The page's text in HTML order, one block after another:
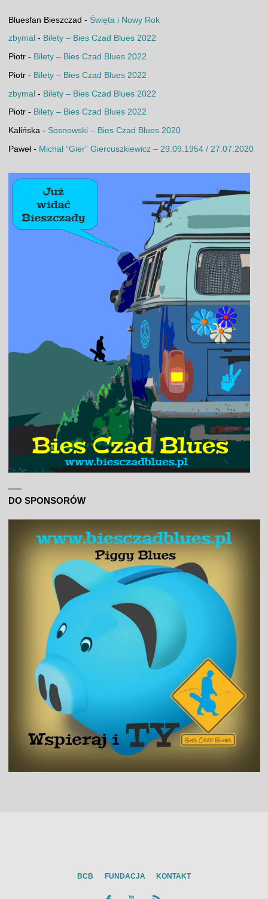
Bluesfan Bieszczad - Święta i Nowy Rok
zbymal - Bilety – Bies Czad Blues 2022
Piotr- Bilety – Bies Czad Blues 2022
Piotr- Bilety – Bies Czad Blues 2022
zbymal- Bilety – Bies Czad Blues 2022
Piotr- Bilety – Bies Czad Blues 2022
Kalińska- Sosnowski – Bies Czad Blues 2020
Paweł- Michał “Gier” Giercuszkiewicz – 29.09.1954 / 27.07.2020
DO SPONSORÓW
BCB FUNDACJA KONTAKT